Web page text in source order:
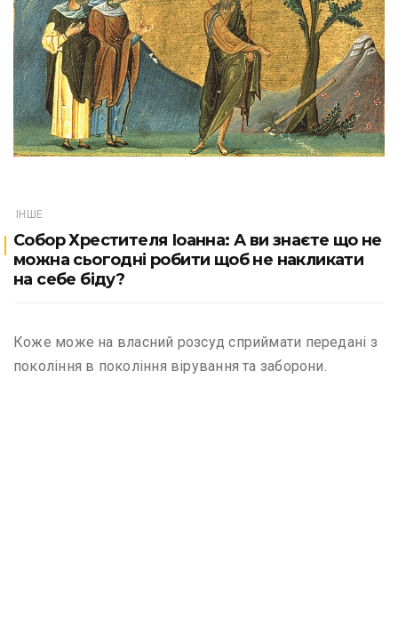
ІНШЕ
Собор Хрестителя Іоанна: А ви знаєте що не
можна сьогодні робити щоб не накликати
на себе біду?
Коже може на власний розсуд сприймати передані з
покоління в покоління вірування та заборони.